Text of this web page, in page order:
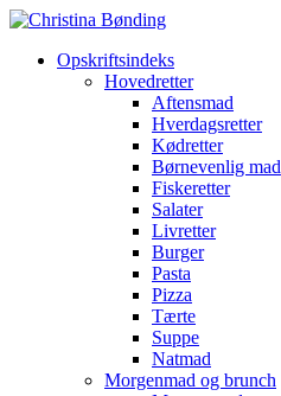
Opskriftsindeks
Hovedretter
Aftensmad
Hverdagsretter
Kødretter
Børnevenlig mad
Fiskeretter
Salater
Livretter
Burger
Pasta
Pizza
Tærte
Suppe
Natmad
Morgenmad og brunch